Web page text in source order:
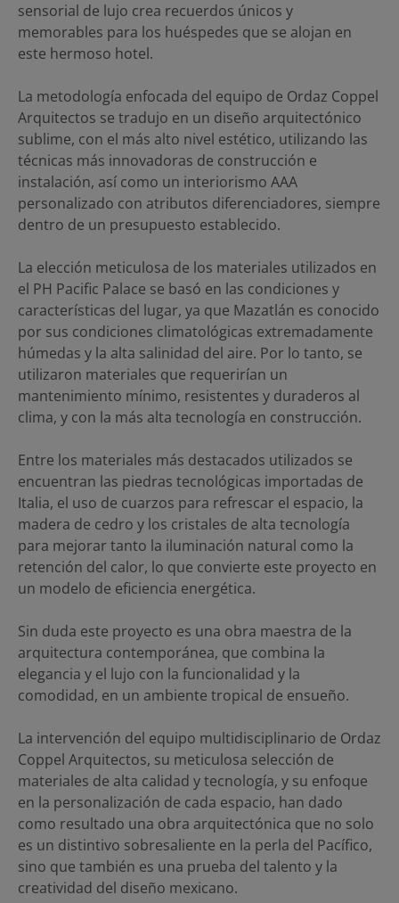
sensorial de lujo crea recuerdos únicos y
memorables para los huéspedes que se alojan en
este hermoso hotel.
La metodología enfocada del equipo de Ordaz Coppel
Arquitectos se tradujo en un diseño arquitectónico
sublime, con el más alto nivel estético, utilizando las
técnicas más innovadoras de construcción e
instalación, así como un interiorismo AAA
personalizado con atributos diferenciadores, siempre
dentro de un presupuesto establecido.
La elección meticulosa de los materiales utilizados en
el PH Pacific Palace se basó en las condiciones y
características del lugar, ya que Mazatlán es conocido
por sus condiciones climatológicas extremadamente
húmedas y la alta salinidad del aire. Por lo tanto, se
utilizaron materiales que requerirían un
mantenimiento mínimo, resistentes y duraderos al
clima, y con la más alta tecnología en construcción.
Entre los materiales más destacados utilizados se
encuentran las piedras tecnológicas importadas de
Italia, el uso de cuarzos para refrescar el espacio, la
madera de cedro y los cristales de alta tecnología
para mejorar tanto la iluminación natural como la
retención del calor, lo que convierte este proyecto en
un modelo de eficiencia energética.
Sin duda este proyecto es una obra maestra de la
arquitectura contemporánea, que combina la
elegancia y el lujo con la funcionalidad y la
comodidad, en un ambiente tropical de ensueño.
La intervención del equipo multidisciplinario de Ordaz
Coppel Arquitectos, su meticulosa selección de
materiales de alta calidad y tecnología, y su enfoque
en la personalización de cada espacio, han dado
como resultado una obra arquitectónica que no solo
es un distintivo sobresaliente en la perla del Pacífico,
sino que también es una prueba del talento y la
creatividad del diseño mexicano.